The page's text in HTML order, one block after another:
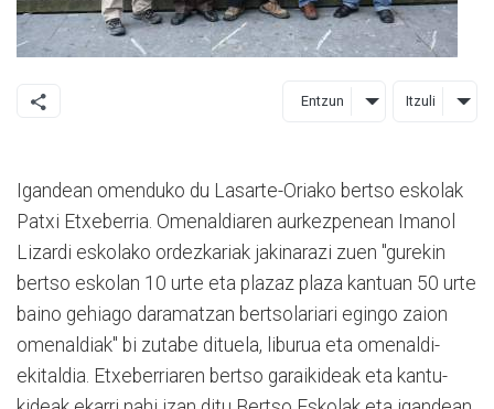
Entzun Itzuli
Igandean omenduko du Lasarte-Oriako bertso eskolak
Patxi Etxeberria. Omenaldiaren aurkezpenean Imanol
Lizardi eskolako ordezkariak jakinarazi zuen "gurekin
bertso eskolan 10 urte eta plazaz plaza kantuan 50 urte
baino gehiago daramatzan bertsolariari egingo zaion
omenaldiak" bi zutabe dituela, liburua eta omenaldi-
ekitaldia. Etxeberriaren bertso garaikideak eta kantu-